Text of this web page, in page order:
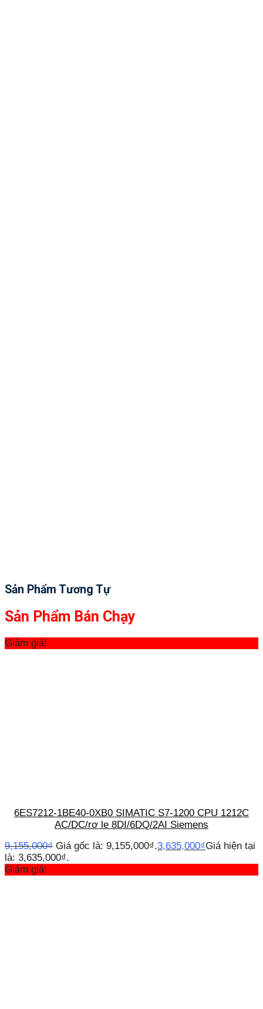
Sản Phẩm Tương Tự
Sản Phẩm Bán Chạy
Giảm giá!
6ES7212-1BE40-0XB0 SIMATIC S7-1200 CPU 1212C
AC/DC/rơ le 8DI/6DQ/2AI Siemens
9,155,000₫ Giá gốc là: 9,155,000₫.3,635,000₫Giá hiện tại
là: 3,635,000₫.
Giảm giá!